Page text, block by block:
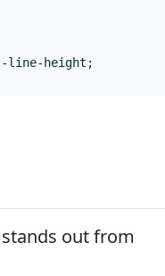
line-height ;
out from